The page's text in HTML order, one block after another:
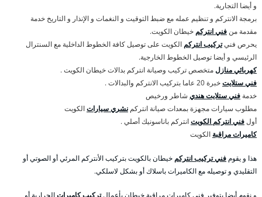
و أيضا التجارية.
برمجة الانتركم و تنظيم عمله مع ضبط التوقيت و النغمات و الإنذار و التاريخ خدمة
مقدمة من فني انتركم خيطان الكويت.
يحرص فنيتركيب انتركم الكويت على توصيل كافة الخطوط الداخلية مع السنترال
الرئيسي و أيضا توصيل الخطوط الخارجية.
كهربائي منازلمتخصص تركيب وصيانة انتركم بدالات خيطان الكويت .
فني ستلايتخبرة 20 عاما بتركيب الانتركم والبدالات .
خدمة فني ستلايت هندي شاطر ورخيص
مطلوب سيارات مجهزة بمعدات صيانة انتركم نشري سياراتالكويت
أولفني انتركم الكويتانتركم باناسونيك أصلي .
كاميرات مراقبة الكويت
هذا و يقوم فني تركيب انتركم خيطان بالكويت بتركيب الأنتركم المرئي أو الصوتي أو
التقليدي و توصيله مع الكاميرات باسلاك أو بشكل لاسلكي.